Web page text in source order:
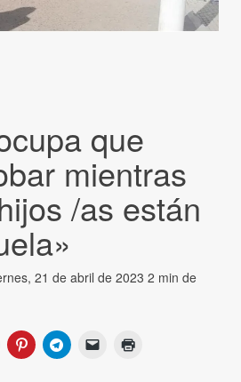
que
mientras
/as están
21 de abril de 2023 2 min de